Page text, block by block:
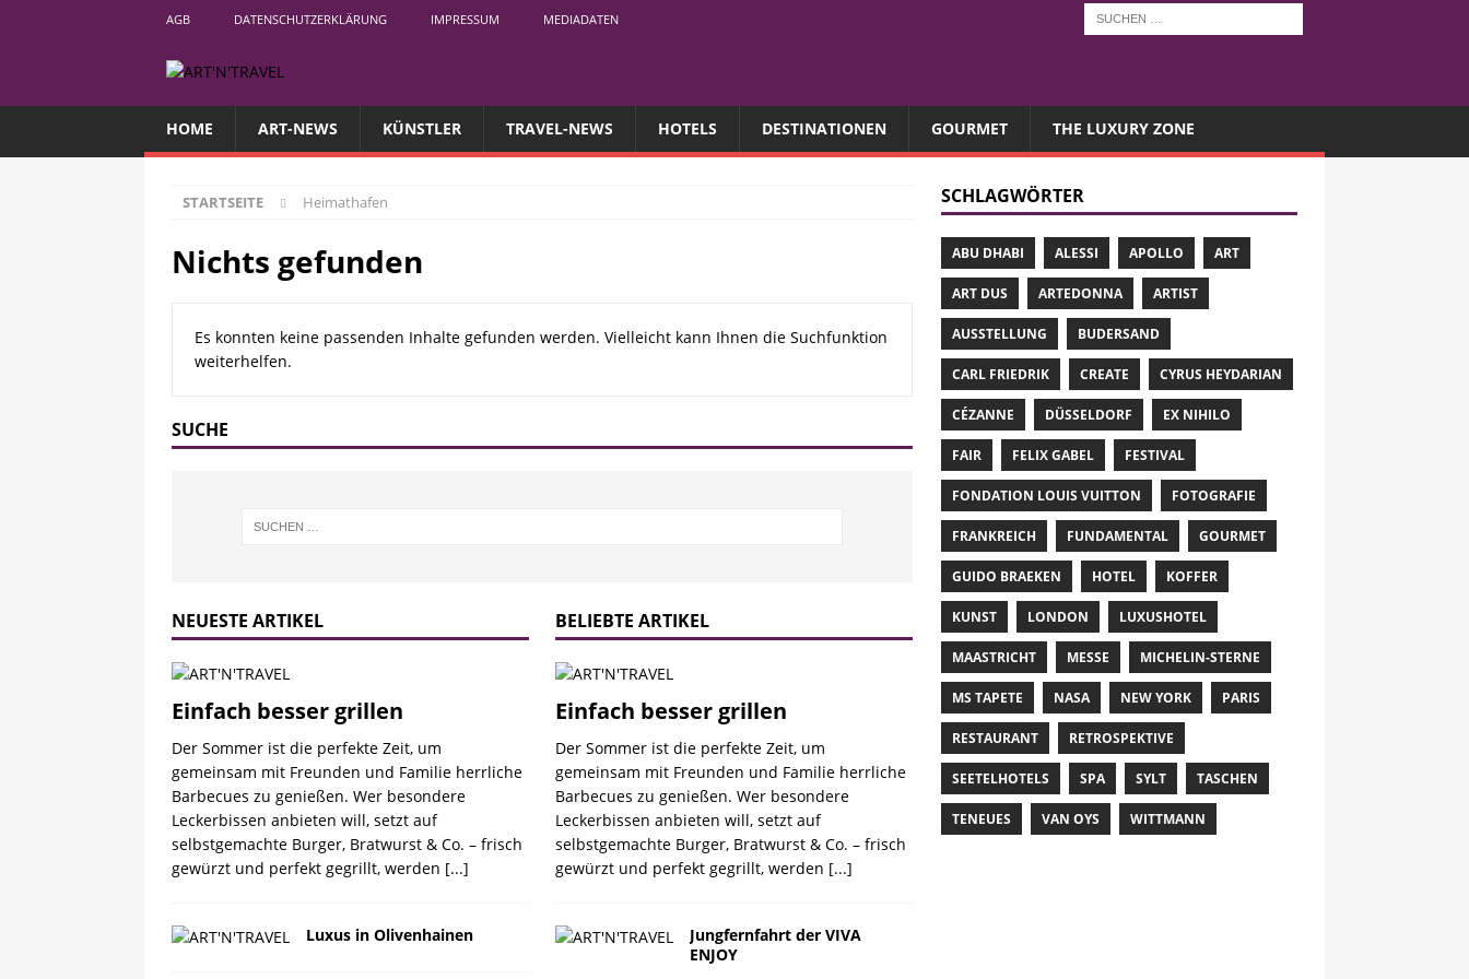
AGB DATENSCHUTZERKLÄRUNG IMPRESSUM MEDIADATEN
HOME ART-NEWS KÜNSTLER TRAVEL-NEWS HOTELS DESTINATIONEN GOURMET THE LUXURY ZONE
STARTSEITE Heimathafen
Nichts gefunden
Es konnten keine passenden Inhalte gefunden werden. Vielleicht kann Ihnen die Suchfunktion
weiterhelfen.
SUCHE
NEUESTE ARTIKEL
Einfach besser grillen
Der Sommer ist die perfekte Zeit, um
gemeinsam mit Freunden und Familie herrliche
Barbecues zu genießen. Wer besondere
Leckerbissen anbieten will, setzt auf
selbstgemachte Burger, Bratwurst & Co. – frisch
gewürzt und perfekt gegrillt, werden [...]
Luxus in Olivenhainen
BELIEBTE ARTIKEL
Einfach besser grillen
Der Sommer ist die perfekte Zeit, um
gemeinsam mit Freunden und Familie herrliche
Barbecues zu genießen. Wer besondere
Leckerbissen anbieten will, setzt auf
selbstgemachte Burger, Bratwurst & Co. – frisch
gewürzt und perfekt gegrillt, werden [...]
Jungfernfahrt der VIVA
ENJOY
SCHLAGWÖRTER
ABU DHABI ALESSI APOLLO ART
ART DUS ARTEDONNA ARTIST
AUSSTELLUNG BUDERSAND
CARL FRIEDRIK CREATE CYRUS HEYDARIAN
CÉZANNE DÜSSELDORF EX NIHILO
FAIR FELIX GABEL FESTIVAL
FONDATION LOUIS VUITTON FOTOGRAFIE
FRANKREICH FUNDAMENTAL GOURMET
GUIDO BRAEKEN HOTEL KOFFER
KUNST LONDON LUXUSHOTEL
MAASTRICHT MESSE MICHELIN-STERNE
MS TAPETE NASA NEW YORK PARIS
RESTAURANT RETROSPEKTIVE
SEETELHOTELS SPA SYLT TASCHEN
TENEUES VAN OYS WITTMANN